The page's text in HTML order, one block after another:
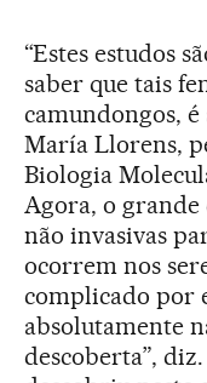
“Estes estudos
saber que tais
camundongos, é
María Llorens,
Biologia
Agora, o grande
não invasivas
ocorrem nos
complicado por
absolutamente
descoberta”,